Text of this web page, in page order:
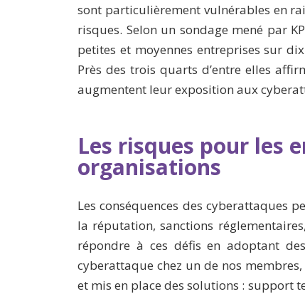
sont particulièrement vulnérables en
risques. Selon un sondage mené par
petites et moyennes entreprises sur
Près des trois quarts d’entre elles
augmentent leur exposition aux
Les risques pour les
organisations
Les conséquences des cyberattaques
la réputation, sanctions
répondre à ces défis en adoptant
cyberattaque chez un de nos membres,
et mis en place des solutions : support